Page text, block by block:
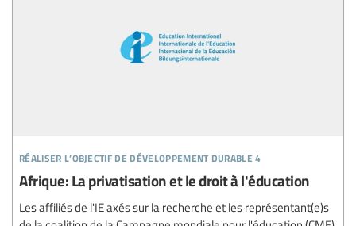
réaliser l’objectif de développement durable 4
Afrique: La privatisation et le droit à l'éducation
Les affiliés de l'IE axés sur la recherche et les représentant(e)s